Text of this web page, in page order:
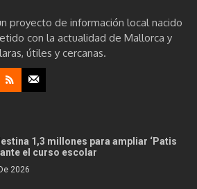
proyecto de información local nacido
con la actualidad de Mallorca y
útiles y cercanas.
1,3 millones para ampliar ‘Patis
el curso escolar
2026